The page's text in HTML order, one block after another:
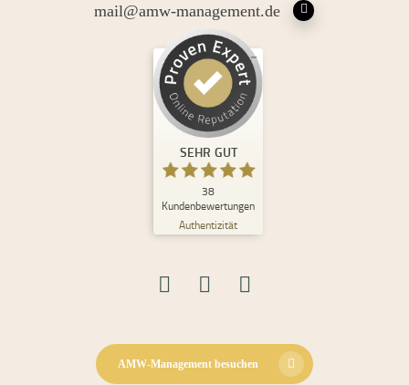
mail@amw-management.de
SEHR GUT
38
Kundenbewertungen
Authentizität
Kundenbewertungen und Erfahrungen zu
Andrea Maria Waden
Empfehlungen auf
ProvenExpert.com
SEHR GUT
30
8
AMW-Management besuchen